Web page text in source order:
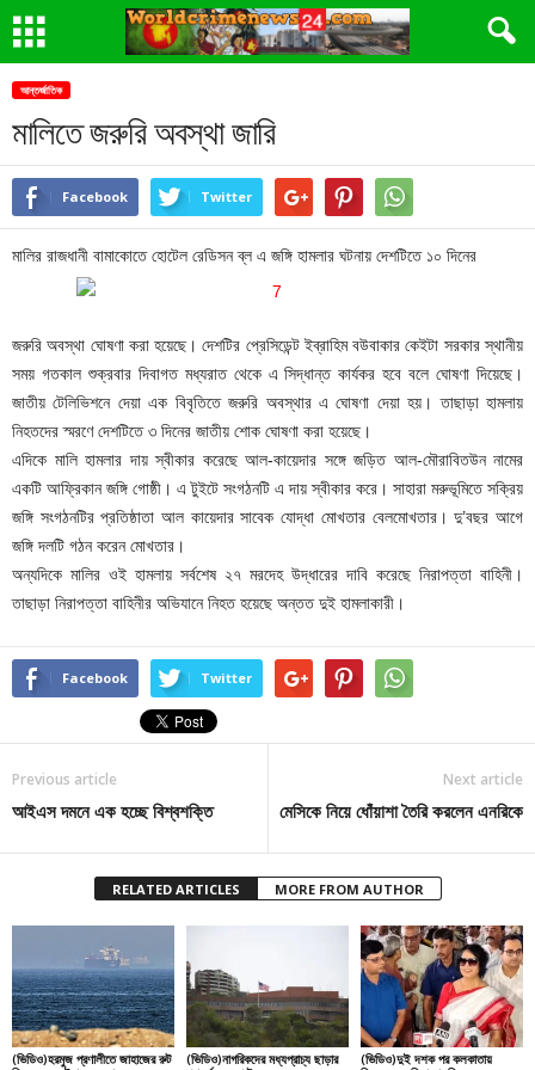
আন্তর্জাতিক
মালিতে জরুরি অবস্থা জারি
Facebook Twitter
মালির রাজধানী বামাকোতে হোটেল রেডিসন ব্ল এ জঙ্গি হামলার ঘটনায় দেশটিতে ১০ দিনের
জরুরি অবস্থা ঘোষণা করা হয়েছে। দেশটির প্রেসিডেন্ট ইব্রাহিম বউবাকার কেইটা সরকার স্থানীয়
সময় গতকাল শুক্রবার দিবাগত মধ্যরাত থেকে এ সিদ্ধান্ত কার্যকর হবে বলে ঘোষণা দিয়েছে।
জাতীয় টেলিভিশনে দেয়া এক বিবৃতিতে জরুরি অবস্থার এ ঘোষণা দেয়া হয়। তাছাড়া হামলায়
নিহতদের স্মরণে দেশটিতে ৩ দিনের জাতীয় শোক ঘোষণা করা হয়েছে।
এদিকে মালি হামলার দায় স্বীকার করেছে আল-কায়েদার সঙ্গে জড়িত আল-মৌরাবিতউন নামের
একটি আফ্রিকান জঙ্গি গোষ্ঠী। এ টুইটে সংগঠনটি এ দায় স্বীকার করে। সাহারা মরুভূমিতে সক্রিয়
জঙ্গি সংগঠনটির প্রতিষ্ঠাতা আল কায়েদার সাবেক যোদ্ধা মোখতার বেলমোখতার। দু’বছর আগে
জঙ্গি দলটি গঠন করেন মোখতার।
অন্যদিকে মালির ওই হামলায় সর্বশেষ ২৭ মরদেহ উদ্ধারের দাবি করেছে নিরাপত্তা বাহিনী।
তাছাড়া নিরাপত্তা বাহিনীর অভিযানে নিহত হয়েছে অন্তত দুই হামলাকারী।
Facebook Twitter
Previous article
আইএস দমনে এক হচ্ছে বিশ্বশক্তি
Next article
মেসিকে নিয়ে ধোঁয়াশা তৈরি করলেন এনরিকে
RELATED ARTICLES MORE FROM AUTHOR
(ভিডিও)হরমুজ প্রণালীতে জাহাজের রুট
(ভিডিও)নাগরিকদের মধ্যপ্রাচ্য ছাড়ার
(ভিডিও)দুই দশক পর কলকাতায়